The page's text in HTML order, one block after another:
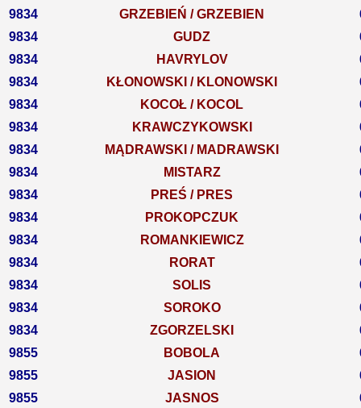
9834
GRZEBIEŃ / GRZEBIEN
9834
GUDZ
9834
HAVRYLOV
9834
KŁONOWSKI / KLONOWSKI
9834
KOCOŁ / KOCOL
9834
KRAWCZYKOWSKI
9834
MĄDRAWSKI / MADRAWSKI
9834
MISTARZ
9834
PREŚ / PRES
9834
PROKOPCZUK
9834
ROMANKIEWICZ
9834
RORAT
9834
SOLIS
9834
SOROKO
9834
ZGORZELSKI
9855
BOBOLA
9855
JASION
9855
JASNOS